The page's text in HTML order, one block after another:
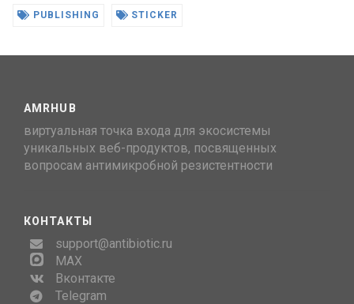
PUBLISHING STICKER
AMRHUB
виртуальная точка входа для экосистемы
уникальных веб-продуктов, посвященных
вопросам антимикробной резистентности
КОНТАКТЫ
support@antibiotic.ru
MAX
Вконтакте
Telegram